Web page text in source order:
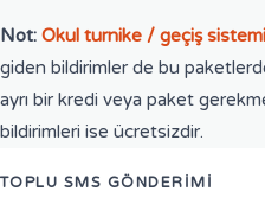
Not: Okul turnike / geçiş sistemi
giden bildirimler de bu
ayrı bir kredi veya paket
bildirimleri ise ücretsizdir.
TOPLU SMS GÖNDERIMI